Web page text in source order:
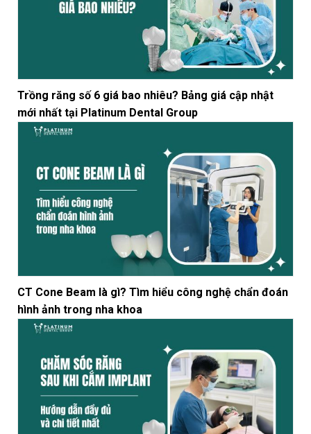
Trồng răng số 6 giá bao nhiêu? Bảng giá cập nhật
mới nhất tại Platinum Dental Group
CT Cone Beam là gì? Tìm hiểu công nghệ chẩn đoán
hình ảnh trong nha khoa